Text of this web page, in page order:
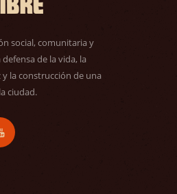
social, comunitaria y
de la vida, la
la construcción de una
ciudad.